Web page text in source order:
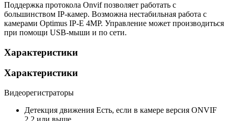
Поддержка протокола Onvif позволяет работать с
большинством IP-камер. Возможна нестабильная работа с
камерами Optimus IP-E 4MP. Управление может производиться
при помощи USB-мыши и по сети.
Характеристики
Характеристики
Видеорегистраторы
Детекция движения Есть, если в камере версия ONVIF